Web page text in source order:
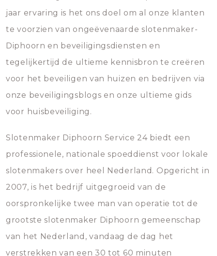
jaar ervaring is het ons doel om al onze klanten
te voorzien van ongeëvenaarde slotenmaker-
Diphoorn en beveiligingsdiensten en
tegelijkertijd de ultieme kennisbron te creëren
voor het beveiligen van huizen en bedrijven via
onze beveiligingsblogs en onze ultieme gids
voor huisbeveiliging.
Slotenmaker Diphoorn Service 24 biedt een
professionele, nationale spoeddienst voor lokale
slotenmakers over heel Nederland. Opgericht in
2007, is het bedrijf uitgegroeid van de
oorspronkelijke twee man van operatie tot de
grootste slotenmaker Diphoorn gemeenschap
van het Nederland, vandaag de dag het
verstrekken van een 30 tot 60 minuten